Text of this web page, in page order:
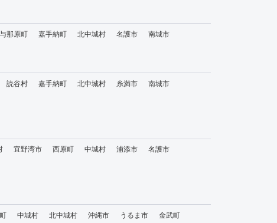
与那原町 嘉手納町 北中城村 名護市 南城市
読谷村 嘉手納町 北中城村 糸満市
南城市
宜野湾市 西原町 中城村 浦添市
名護市
中城村 北中城村 沖縄市 うるま市 金武町